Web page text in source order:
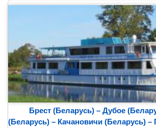
Брест (Беларусь) – Дубое
(Беларусь) – Качановичи (Беларусь) –